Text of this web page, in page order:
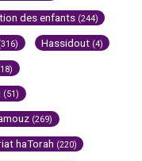
des enfants (244)
Hassidout (4)
(51)
(269)
haTorah (220)